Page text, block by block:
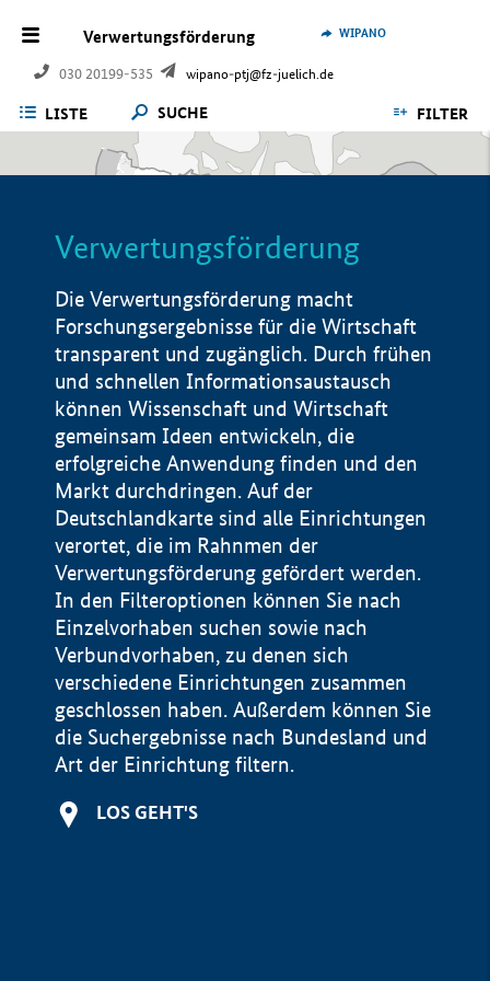
Verwertungsförderung
030 20199-535 wipano-ptj@fz-juelich.de
WIPANO
LISTE SUCHE FILTER
Verwertungsförderung
Die Verwertungsförderung macht
Forschungsergebnisse für die Wirtschaft
transparent und zugänglich. Durch frühen
und schnellen Informationsaustausch
können Wissenschaft und Wirtschaft
gemeinsam Ideen entwickeln, die
erfolgreiche Anwendung finden und den
Markt durchdringen. Auf der
Deutschlandkarte sind alle Einrichtungen
verortet, die im Rahnmen der
Verwertungsförderung gefördert werden.
In den Filteroptionen können Sie nach
Einzelvorhaben suchen sowie nach
Verbundvorhaben, zu denen sich
verschiedene Einrichtungen zusammen
geschlossen haben. Außerdem können Sie
die Suchergebnisse nach Bundesland und
Art der Einrichtung filtern.
LOS GEHT'S